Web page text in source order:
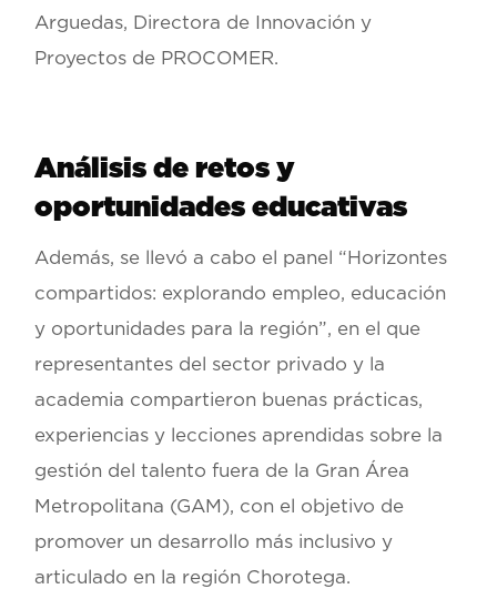
Arguedas, Directora de Innovación y
Proyectos de PROCOMER.
Análisis de retos y
oportunidades educativas
Además, se llevó a cabo el panel “Horizontes
compartidos: explorando empleo, educación
y oportunidades para la región”, en el que
representantes del sector privado y la
academia compartieron buenas prácticas,
experiencias y lecciones aprendidas sobre la
gestión del talento fuera de la Gran Área
Metropolitana (GAM), con el objetivo de
promover un desarrollo más inclusivo y
articulado en la región Chorotega.